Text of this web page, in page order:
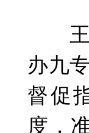
王
办九
督促
度，